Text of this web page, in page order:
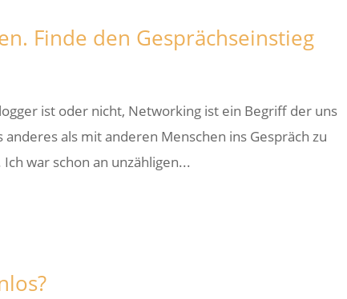
Finde den Gesprächseinstieg
ist oder nicht, Networking ist ein Begriff der uns
als mit anderen Menschen ins Gespräch zu
war schon an unzähligen...